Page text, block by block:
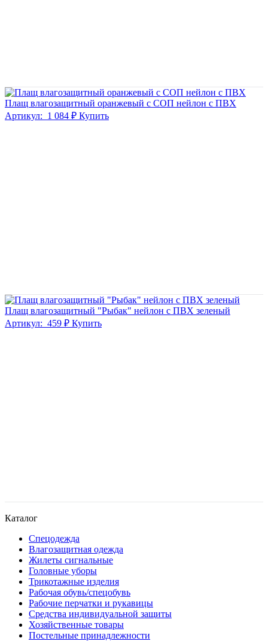
Плащ влагозащитный оранжевый с СОП нейлон с ПВХ
Артикул: 1 084 ₽ Купить
Плащ влагозащитный "Рыбак" нейлон с ПВХ зеленый
Артикул: 459 ₽ Купить
Каталог
Спецодежда
Влагозащитная одежда
Жилеты сигнальные
Головные уборы
Трикотажные изделия
Рабочая обувь/спецобувь
Рабочие перчатки и рукавицы
Средства индивидуальной защиты
Хозяйственные товары
Постельные принадлежности